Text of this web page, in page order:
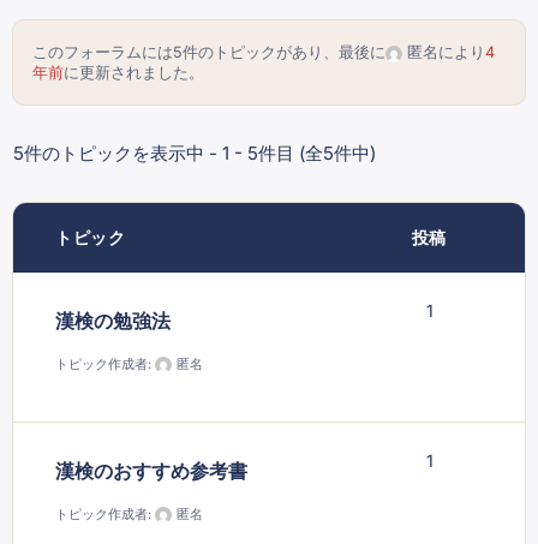
このフォーラムには5件のトピックがあり、最後に 匿名 により 4
年前に更新されました。
5件のトピックを表示中 - 1 - 5件目 (全5件中)
トピック 投稿
漢検の勉強法
トピック作成者: 匿名
1
漢検のおすすめ参考書
トピック作成者: 匿名
1